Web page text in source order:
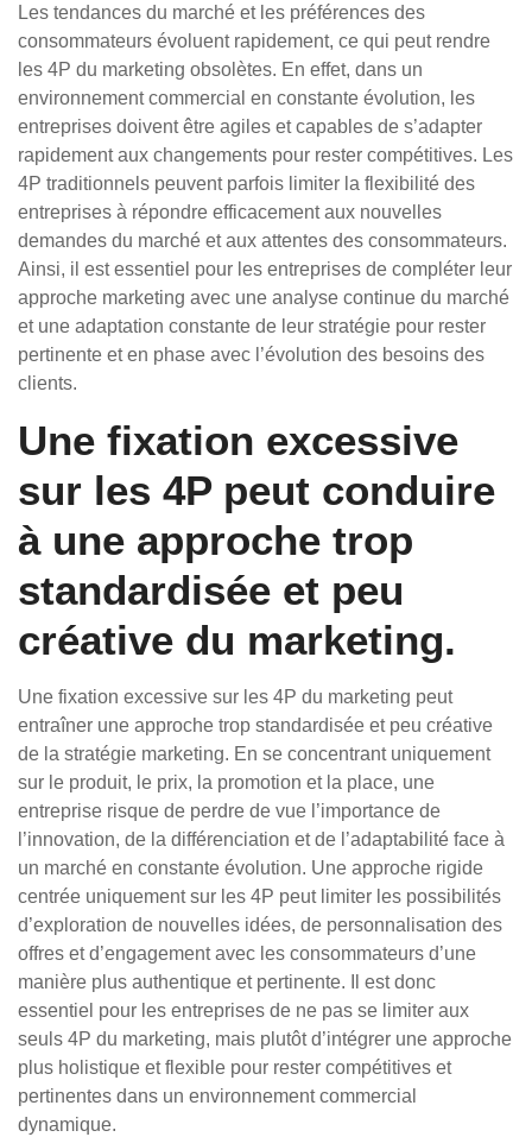
Les tendances du marché et les préférences des
consommateurs évoluent rapidement, ce qui peut rendre
les 4P du marketing obsolètes. En effet, dans un
environnement commercial en constante évolution, les
entreprises doivent être agiles et capables de s’adapter
rapidement aux changements pour rester compétitives. Les
4P traditionnels peuvent parfois limiter la flexibilité des
entreprises à répondre efficacement aux nouvelles
demandes du marché et aux attentes des consommateurs.
Ainsi, il est essentiel pour les entreprises de compléter leur
approche marketing avec une analyse continue du marché
et une adaptation constante de leur stratégie pour rester
pertinente et en phase avec l’évolution des besoins des
clients.
Une fixation excessive
sur les 4P peut conduire
à une approche trop
standardisée et peu
créative du marketing.
Une fixation excessive sur les 4P du marketing peut
entraîner une approche trop standardisée et peu créative
de la stratégie marketing. En se concentrant uniquement
sur le produit, le prix, la promotion et la place, une
entreprise risque de perdre de vue l’importance de
l’innovation, de la différenciation et de l’adaptabilité face à
un marché en constante évolution. Une approche rigide
centrée uniquement sur les 4P peut limiter les possibilités
d’exploration de nouvelles idées, de personnalisation des
offres et d’engagement avec les consommateurs d’une
manière plus authentique et pertinente. Il est donc
essentiel pour les entreprises de ne pas se limiter aux
seuls 4P du marketing, mais plutôt d’intégrer une approche
plus holistique et flexible pour rester compétitives et
pertinentes dans un environnement commercial
dynamique.